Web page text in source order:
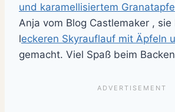
und karamellisiertem Granatapfe
Anja vom Blog Castlemaker , sie
leckeren Skyrauflauf mit Äpfeln
gemacht. Viel Spaß beim